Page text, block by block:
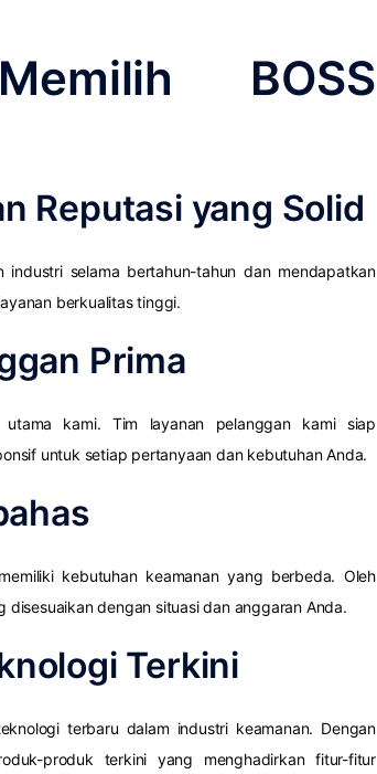
BOSS
Reputasi yang Solid
industri selama bertahun-tahun dan mendapatkan
berkualitas tinggi.
Prima
utama kami. Tim layanan pelanggan kami siap
untuk setiap pertanyaan dan kebutuhan Anda.
kebutuhan keamanan yang berbeda. Oleh
disesuaikan dengan situasi dan anggaran Anda.
Terkini
terbaru dalam industri keamanan. Dengan
produk terkini yang menghadirkan fitur-fitur